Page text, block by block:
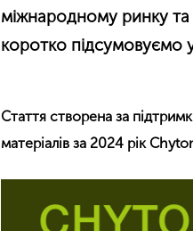
міжнародному ринку
коротко підсумовуємо у
Стаття створена за
матеріалів за 2024 рік